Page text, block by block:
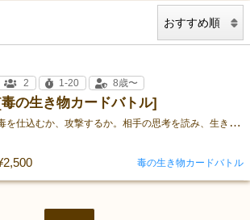
[毒の生き物カードバトル]
毒
を仕込むか、攻撃するか。相手の思考を読み、生き残れ。
2 1-20 8歳〜
毒の生き物カードバトル